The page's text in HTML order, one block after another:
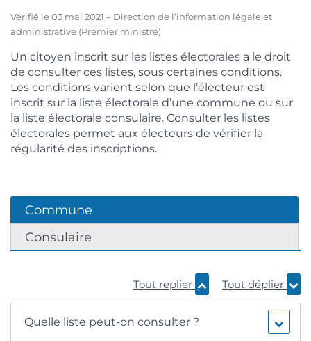
Vérifié le 03 mai 2021 – Direction de l’information légale et
administrative (Premier ministre)
Un citoyen inscrit sur les listes électorales a le droit
de consulter ces listes, sous certaines conditions.
Les conditions varient selon que l’électeur est
inscrit sur la liste électorale d’une commune ou sur
la liste électorale consulaire. Consulter les listes
électorales permet aux électeurs de vérifier la
régularité des inscriptions.
Commune
Consulaire
Tout replier Tout déplier
Quelle liste peut-on consulter ?